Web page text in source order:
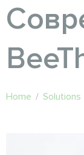
Home / Solutions